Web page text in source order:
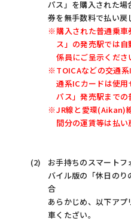
パス」を購入された場
券を無手数料で払い戻
購入された普通乗
ス」の発売駅では
係員にご呈示くださ
TOICAなどの交通
通系ICカードは使
パス」発売駅までの
JR線と愛環(Aikan)
間分の運賃等は払い
お手持ちのスマート
バイル版の「休日の
合
あらかじめ、以下ア
車くたざい。